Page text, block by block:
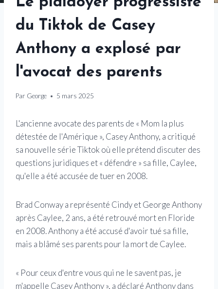
du Tiktok de Casey
Anthony a explosé par
l'avocat des parents
Par George 5 mars 2025
L'ancienne avocate des parents de « Mom la plus
détestée de l'Amérique », Casey Anthony, a critiqué
sa nouvelle série Tiktok où elle prétend discuter des
questions juridiques et « défendre » sa fille, Caylee,
qu'elle a été accusée de tuer en 2008.
Brad Conway a représenté Cindy et George Anthony
après Caylee, 2 ans, a été retrouvé mort en Floride
en 2008. Anthony a été accusé d'avoir tué sa fille,
mais a blâmé ses parents pour la mort de Caylee.
« Pour ceux d'entre vous qui ne le savent pas, je
m'appelle Casey Anthony », a déclaré Anthony dans